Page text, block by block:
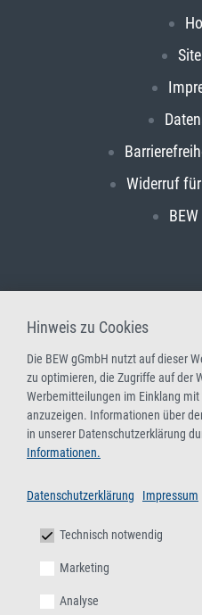
Widerruf
Hinweis zu Cookies
Die BEW gGmbH nutzt auf dieser
zu optimieren, die Zugriffe auf der
Werbemitteilungen im Einklang
anzuzeigen. Informationen über
in unserer Datenschutzerklärung
Informationen.
Datenschutzerklärung Impressum
Technisch notwendig
Marketing
Analyse